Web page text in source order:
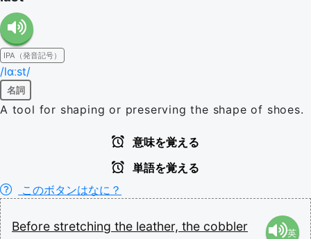
IPA（発音記号）
/lɑːst/
名詞
A tool for shaping or preserving the shape of shoes.
意味を覚える
単語を覚える
このボタンはなに？
Before stretching the leather, the cobbler
英